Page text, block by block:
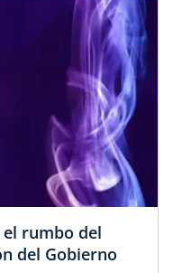
rumbo del
del Gobierno